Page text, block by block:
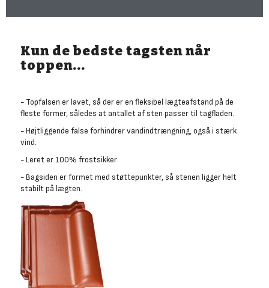
Kun de bedste tagsten når
toppen...
- Topfalsen er lavet, så der er en fleksibel lægteafstand på de
fleste former, således at antallet af sten passer til tagfladen.
- Højtliggende false forhindrer vandindtrængning, også i stærk
vind.
- Leret er 100% frostsikker
- Bagsiden er formet med støttepunkter, så stenen ligger helt
stabilt på lægten.